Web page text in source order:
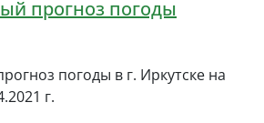
прогноз погоды
погоды в г. Иркутске на
г.